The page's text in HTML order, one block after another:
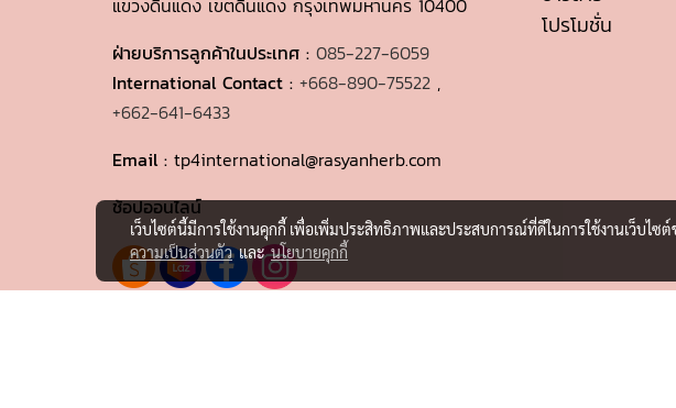
แขวงดินแดง เขตดินแดง กรุงเทพมหานคร 10400
ฝ่ายบริการลูกค้าในประเทศ : 085-227-6059
International Contact : +668-890-75522 ,
+662-641-6433
Email : tp4international@rasyanherb.com
ช้อปออนไลน์
โปรโมชั่น
เว็บไซต์นี้มีการใช้งานคุกกี้ เพื่อเพิ่มประสิทธิภาพและประสบการณ์ที่ดีในการใช้งานเว็บไซ
ความเป็นส่วนตัวและนโยบายคุกกี้